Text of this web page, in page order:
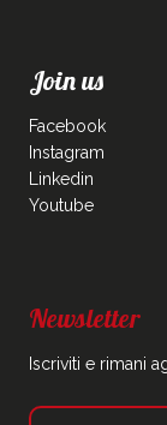
Join us
Facebook
Instagram
Linkedin
Youtube
Newsletter
Iscriviti e rimani